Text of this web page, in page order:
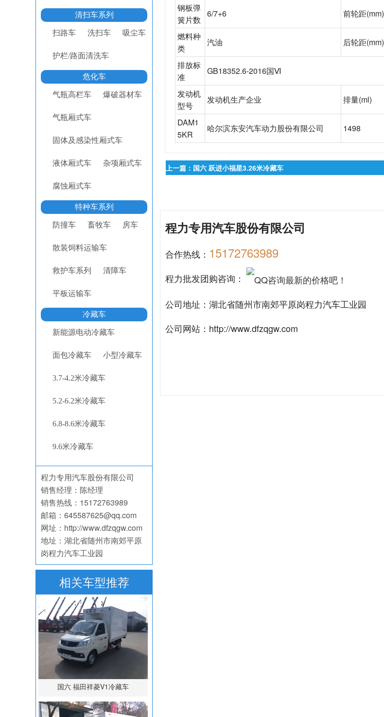
清扫车系列
扫路车 洗扫车 吸尘车
护栏/路面清洗车
危化车
气瓶高栏车 爆破器材车
气瓶厢式车
固体及感染性厢式车
液体厢式车 杂项厢式车
腐蚀厢式车
特种车系列
防撞车 畜牧车 房车
散装饲料运输车
救护车系列 清障车
平板运输车
冷藏车
新能源电动冷藏车
面包冷藏车 小型冷藏车
3.7-4.2米冷藏车
5.2-6.2米冷藏车
6.8-8.6米冷藏车
9.6米冷藏车
联系方式
程力专用汽车股份有限公司
销售经理：陈经理
销售热线：15172763989
邮箱：645587625@qq.com
网址：http://www.dfzqgw.com
地址：湖北省随州市南郊平原
岗程力汽车工业园
相关车型推荐
国六 福田祥菱V1冷藏车
钢板弹
簧片数
6/7+6 前轮距(mm)
燃料种
类
汽油 后轮距(mm)
排放标
准
GB18352.6-2016国Ⅵ
发动机
型号
发动机生产企业 排量(ml)
DAM1
5KR
哈尔滨东安汽车动力股份有限公司 1498
上一篇：国六 跃进小福星3.26米冷藏车
程力专用汽车股份有限公司
合作热线： 15172763989
程力批发团购咨询：
公司地址：湖北省随州市南郊平原岗程力汽车工业园
公司网站： http://www.dfzqgw.com